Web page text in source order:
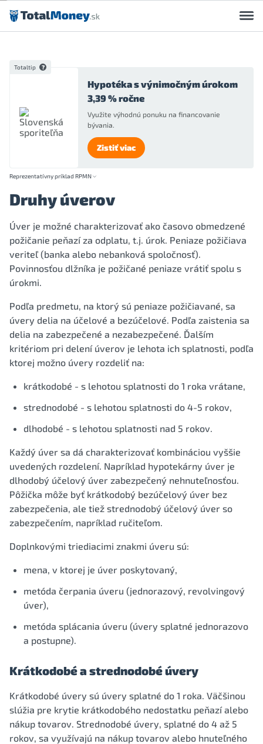
Preskočiť na obsah
Totaltip
Hypotéka s výnimočným úrokom
3,39 % ročne
Využite výhodnú ponuku na financovanie
bývania.
Zistiť viac
Reprezentatívny príklad RPMN
Druhy úverov
Úver je možné charakterizovať ako časovo obmedzené
požičanie peňazí za odplatu, t.j. úrok. Peniaze požičiava
veriteľ (banka alebo nebanková spoločnosť).
Povinnosťou dlžníka je požičané peniaze vrátiť spolu s
úrokmi.
Podľa predmetu, na ktorý sú peniaze požičiavané, sa
úvery delia na účelové a bezúčelové. Podľa zaistenia sa
delia na zabezpečené a nezabezpečené. Ďalším
kritériom pri delení úverov je lehota ich splatnosti, podľa
ktorej možno úvery rozdeliť na:
krátkodobé - s lehotou splatnosti do 1 roka vrátane,
strednodobé - s lehotou splatnosti do 4-5 rokov,
dlhodobé - s lehotou splatnosti nad 5 rokov.
Každý úver sa dá charakterizovať kombináciou vyššie
uvedených rozdelení. Napríklad hypotekárny úver je
dlhodobý účelový úver zabezpečený nehnuteľnosťou.
Pôžička môže byť krátkodobý bezúčelový úver bez
zabezpečenia, ale tiež strednodobý účelový úver so
zabezpečením, napríklad ručiteľom.
Doplnkovými triediacimi znakmi úveru sú:
mena, v ktorej je úver poskytovaný,
metóda čerpania úveru (jednorazový, revolvingový
úver),
metóda splácania úveru (úvery splatné jednorazovo
a postupne).
Krátkodobé a strednodobé úvery
Krátkodobé úvery sú úvery splatné do 1 roka. Väčšinou
slúžia pre krytie krátkodobého nedostatku peňazí alebo
nákup tovarov. Strednodobé úvery, splatné do 4 až 5
rokov, sa využívajú na nákup tovarov alebo hnuteľného